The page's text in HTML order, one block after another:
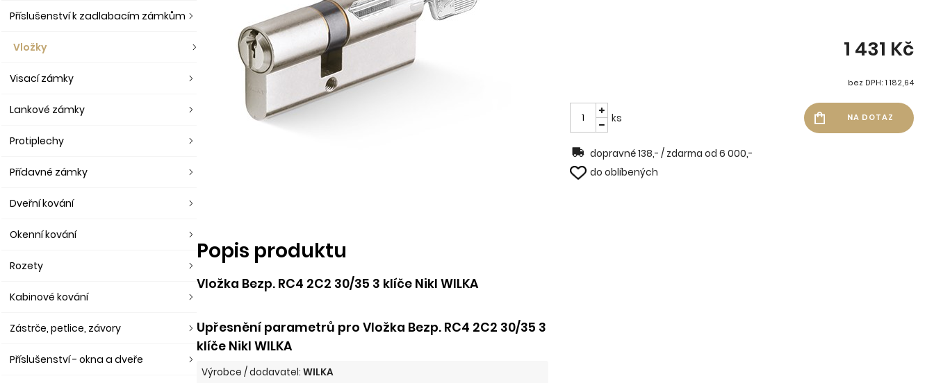
1 431 Kč
bez DPH: 1 182,64
ks
dopravné 138,- / zdarma od 6 000,-
do oblíbených
Popis produktu
Vložka Bezp. RC4 2C2 30/35 3 klíče Nikl WILKA
Upřesnění parametrů pro Vložka Bezp. RC4 2C2 30/35 3
klíče Nikl WILKA
Výrobce / dodavatel:WILKA
Příslušenství k zadlabacím zámkům
Vložky
Visací zámky
Lankové zámky
Protiplechy
Přídavné zámky
Dveřní kování
Okenní kování
Rozety
Kabinové kování
Zástrče, petlice, závory
Příslušenství - okna a dveře